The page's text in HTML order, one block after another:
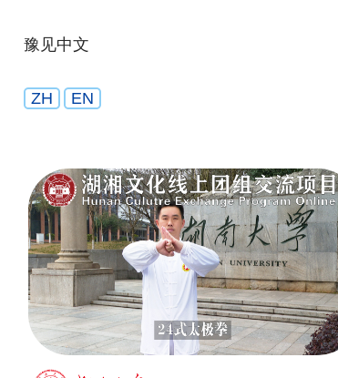
豫见中文
ZH EN